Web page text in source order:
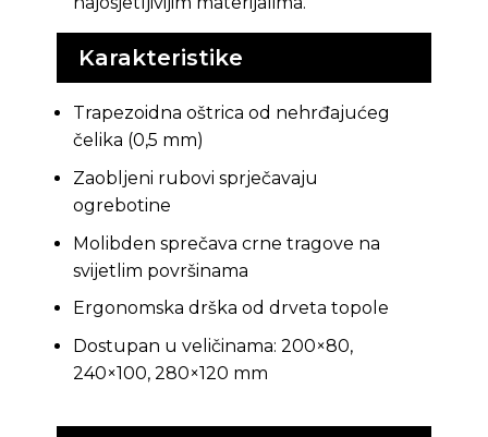
Karakteristike
Trapezoidna oštrica od nehrđajućeg
čelika (0,5 mm)
Zaobljeni rubovi sprječavaju
ogrebotine
Molibden sprečava crne tragove na
svijetlim površinama
Ergonomska drška od drveta topole
Dostupan u veličinama: 200×80,
240×100, 280×120 mm